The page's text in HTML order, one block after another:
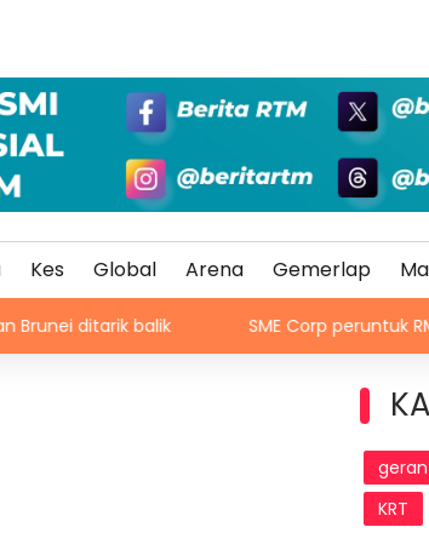
Kes Global Arena Gemerlap
balik SME Corp peruntuk RM1.5 juta
KRT